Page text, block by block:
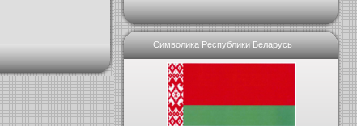
Символика Республики Беларусь